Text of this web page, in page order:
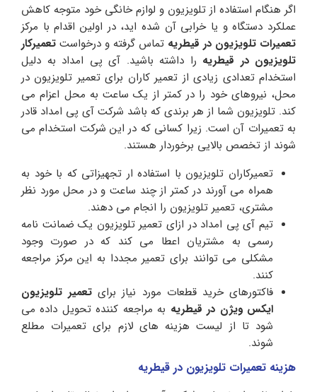
اگر هنگام استفاده از تلویزیون و لوازم خانگی خود متوجه کاهش
عملکرد دستگاه و یا خرابی آن شده اید، در اولین اقدام با مرکز
تعمیرات تلویزیون در قیطریه تماس گرفته و درخواست تعمیرکار
تلویزیون در قیطریه را داشته باشید. آی پی امداد به دلیل
استخدام تعدادی زیادی از تعمیر کاران برای تعمیر تلویزیون در
محل، نیروهای خود را در کمتر از یک ساعت به محل اعزام می
کند. تلویزیون شما از هر برندی که باشد شرکت آی پی امداد قادر
به تعمیرات آن است. زیرا کسانی که در این شرکت استخدام می
شوند از تخصص بالایی برخوردار هستند.
تعمیرکاران تلویزیون با استفاده ار تجهیزاتی که با خود به
همراه می آورند در کمتر از چند ساعت و در محل مورد نظر
مشتری، تعمیر تلویزیون را انجام می دهند.
تیم آی پی امداد در ازای تعمیر تلویزیون یک ضمانت نامه
رسمی به مشتریان اعطا می کند که در صورت وجود
مشکلی می توانند برای تعمیر مجددا به این مرکز مراجعه
کنند.
فاکتورهای خرید قطعات مورد نیاز برای تعمیر تلویزیون
ایکس ویژن در قیطریه به مراجعه کننده تحویل داده می
شود تا از لیست هزینه های لازم برای تعمیرات مطلع
شوند.
هزینه تعمیرات تلویزیون در قیطریه